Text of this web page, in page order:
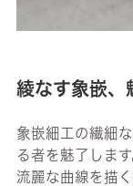
綾なす象嵌、
象嵌細工の繊細
る者を魅了します
流麗な曲線を描